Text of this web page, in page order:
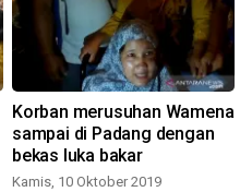
Korban merusuhan Wamena
sampai di Padang dengan
bekas luka bakar
Kamis, 10 Oktober 2019